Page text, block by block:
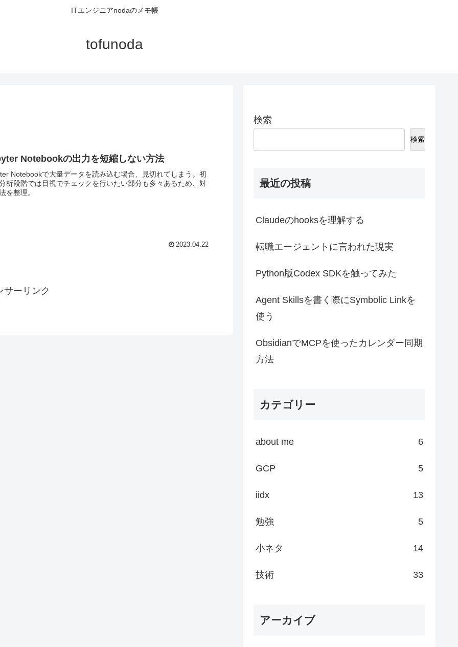
ITエンジニアnodaのメモ帳
tofunoda
Notebookの出力を短縮しない方法
Notebookで大量データを読み込む場合、見切れてしまう。初
析段階では目視でチェックを行いたい部分も多々あるため、対
を整理。
2023.04.22
サーリンク
検索
検索
最近の投稿
Claudeのhooksを理解する
転職エージェントに言われた現実
Python版Codex SDKを触ってみた
Agent Skillsを書く際にSymbolic Linkを
使う
ObsidianでMCPを使ったカレンダー同期
方法
カテゴリー
about me 6
GCP 5
iidx 13
勉強 5
小ネタ 14
技術 33
アーカイブ